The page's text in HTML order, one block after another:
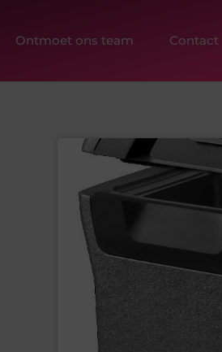
Ontmoet ons team Contact